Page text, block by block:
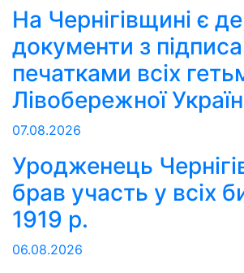
На Чернігівщині є
документи з
печатками всіх
Лівобережної
07.08.2026
Уродженець
брав участь у всіх
1919 р.
06.08.2026